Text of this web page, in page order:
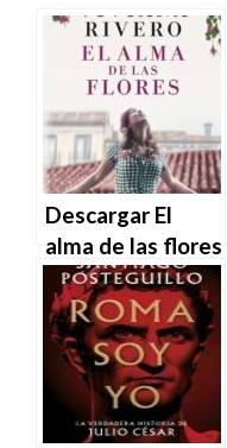
Descargar El
alma de las flores
(Finalista Premio
Planeta 2019) –
Viviana Rivero en
EPUB | PDF |
MOBI